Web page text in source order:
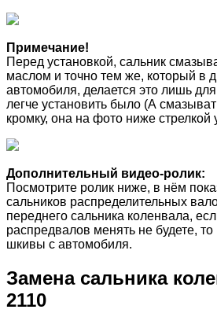
Примечание!
Перед установкой, сальник
маслом и точно тем же, который в
автомобиля, делается это лишь
легче установить было (А
кромку, она на фото ниже стрелкой
Дополнительный видео-ролик:
Посмотрите ролик ниже, в нём
сальников распределительных
переднего сальника коленвала,
распредвалов менять не будете,
шкивы с автомобиля.
Замена сальника
2110